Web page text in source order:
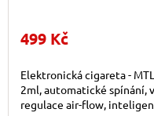
499 Kč
Elektronická cigareta -
2ml, automatické spínání,
regulace air-flow,